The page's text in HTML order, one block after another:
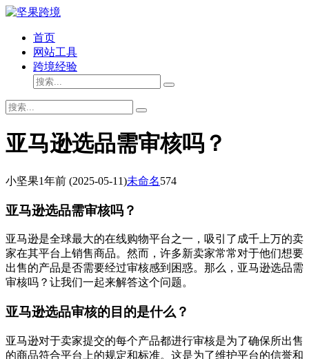
首页
网站工具
跨境经验
亚马逊选品需审核吗？
小坚果1年前 (2025-05-11)未命名574
亚马逊选品需审核吗？
亚马逊是全球最大的在线购物平台之一，吸引了成千上万的卖
家在其平台上销售商品。然而，许多新卖家常常对于他们想要
出售的产品是否需要经过审核感到困惑。那么，亚马逊选品需
审核吗？让我们一起来解答这个问题。
亚马逊选品审核的目的是什么？
亚马逊对于卖家提交的每个产品都进行审核是为了确保所出售
的商品符合平台上的规定和标准。这是为了维护平台的信誉和